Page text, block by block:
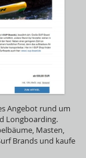
Angebot rund um
Longboarding.
Masten,
Brands und kaufe